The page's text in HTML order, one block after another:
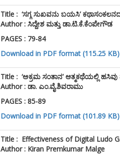
Title : ‘ಸಗ್ಗ ಸುಖವನು ಬಯಸಿ’
Author : ಸಿದ್ದೇಶ ಮತ್ತು ಡಾ.ಟಿ.ಕೆ.ಕೆಂಪೇಗೌಡ
PAGES : 79-84
Download in PDF format (115.25 KB)
Title : ‘ಅಕ್ರಮ ಸಂತಾನ’ ಆತ್ಮಕಥೆಯಲ್ಲಿ
Author : ಡಾ. ಎಂ.ವೈ.ಶಿವರಾಮು
PAGES : 85-89
Download in PDF format (101.89 KB)
Title : Effectiveness of Digital Ludo